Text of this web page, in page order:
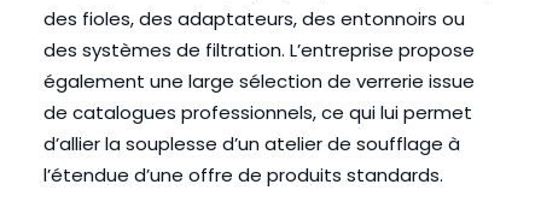
des fioles, des adaptateurs, des entonnoirs ou
des systèmes de filtration. L’entreprise propose
également une large sélection de verrerie issue
de catalogues professionnels, ce qui lui permet
d’allier la souplesse d’un atelier de soufflage à
l’étendue d’une offre de produits standards.